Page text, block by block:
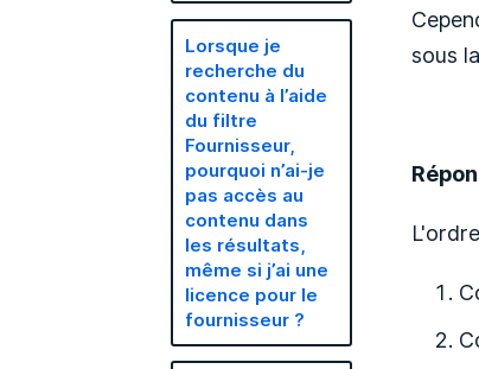
Lorsque je
recherche du
contenu à l’aide
du filtre
Fournisseur,
pourquoi n’ai-je
pas accès au
contenu dans
les résultats,
même si j’ai une
licence pour le
fournisseur ?
sous